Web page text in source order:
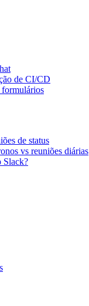
de CI/CD
de status
vs reuniões diárias
Slack?